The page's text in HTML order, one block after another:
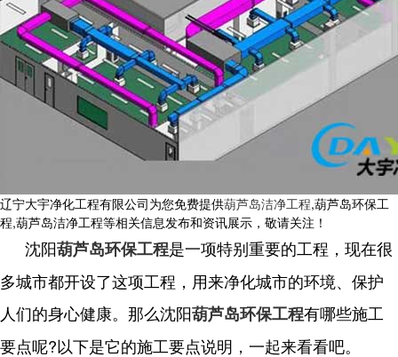
辽宁大宇净化工程有限公司为您免费提供葫芦岛洁净工程,葫芦岛环保工
程,葫芦岛洁净工程等相关信息发布和资讯展示，敬请关注！
沈阳葫芦岛环保工程是一项特别重要的工程，现在很
多城市都开设了这项工程，用来净化城市的环境、保护
人们的身心健康。那么沈阳葫芦岛环保工程有哪些施工
要点呢?以下是它的施工要点说明，一起来看看吧。